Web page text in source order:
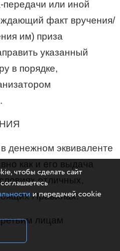
передачи или иной
факт вручения/
им) приза
указанный
в порядке,
денежном эквиваленте
как и его выдача
отличных,
Правилах.
лицам
чтобы сделать сайт
и передачей cookie